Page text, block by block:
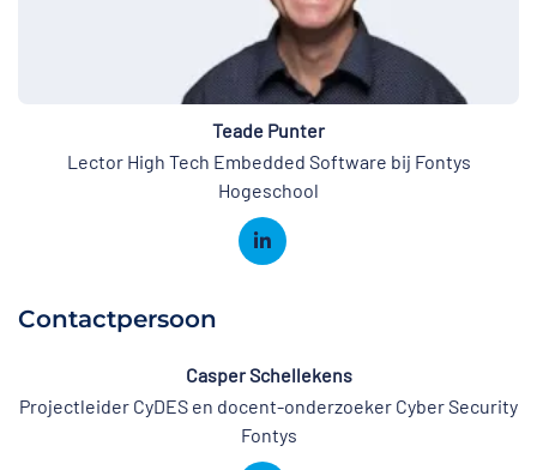
Teade Punter
Lector High Tech Embedded Software bij Fontys
Hogeschool
Contactpersoon
Casper Schellekens
Projectleider CyDES en docent-onderzoeker Cyber Security
Fontys